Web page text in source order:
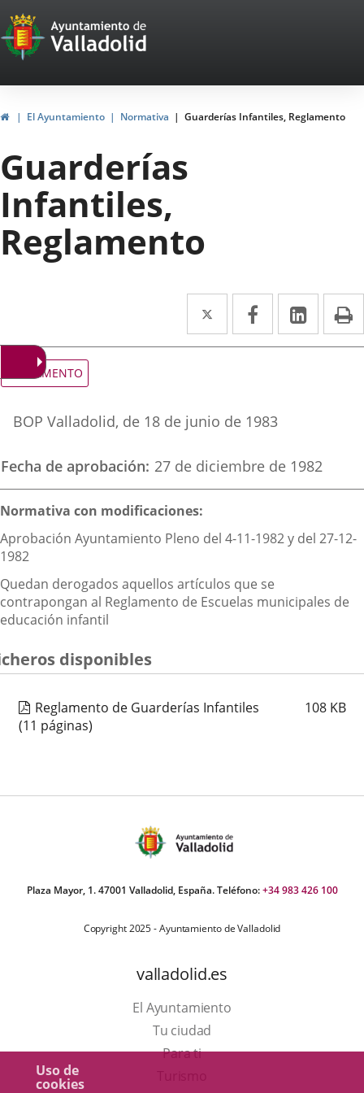
Uso de
cookies
Portal
Web
del
Ayuntamiento
de
Valladolid
InicioEl Ayuntamiento Normativa Guarderías Infantiles, Reglamento
Guarderías
Infantiles,
Reglamento
Twitter
Enlace
a
externa.
Facebook
Enlace
a
externa.
Enlace
a
deREGLAMENTO
boletin
BOP Valladolid, de 18 de junio de 1983
Fecha de aprobación 27 de diciembre de 1982
Descripción
Normativa con modificaciones:
Aprobación Ayuntamiento Pleno del 4-11-1982 y del 27-12-
1982
Quedan derogados aquellos artículos que se
contrapongan al Reglamento de Escuelas municipales de
educación infantil
disponibles
Reglamento de Guarderías Infantiles 108 KB
(11 páginas)
Plaza Mayor, 1. 47001 Valladolid, España. Teléfono:+34 983 426 100
Copyright 2025 - Ayuntamiento de Valladolid
valladolid.es
El Ayuntamiento
Tu ciudad
Para ti